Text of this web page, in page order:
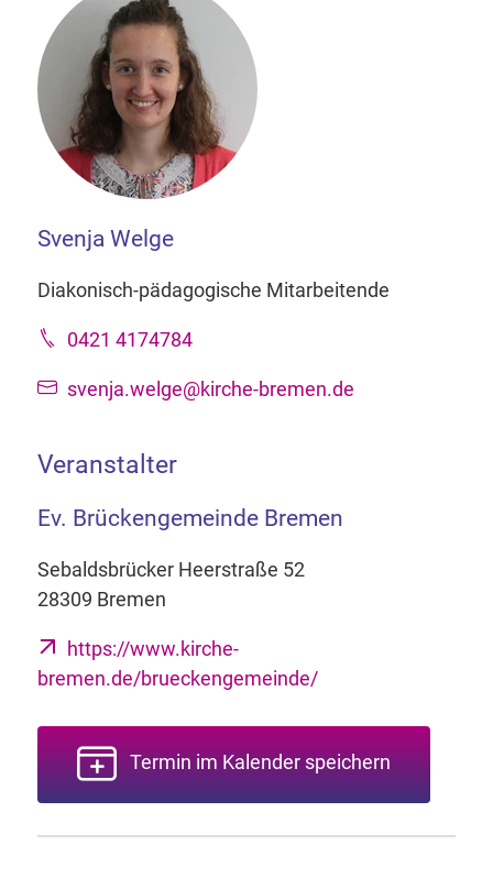
Svenja Welge
Diakonisch-pädagogische Mitarbeitende
0421 4174784
svenja.welge@kirche-bremen.de
Veranstalter
Ev. Brückengemeinde Bremen
Sebaldsbrücker Heerstraße 52
28309 Bremen
https://www.kirche-
bremen.de/brueckengemeinde/
Termin im Kalender speichern